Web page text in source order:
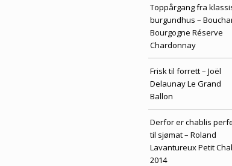
Toppårgang fra
burgundhus –
Bourgogne Réserve
Chardonnay
Frisk til forrett – Joël
Delaunay Le Grand
Ballon
Derfor er chablis
til sjømat – Roland
Lavantureux Petit
2014